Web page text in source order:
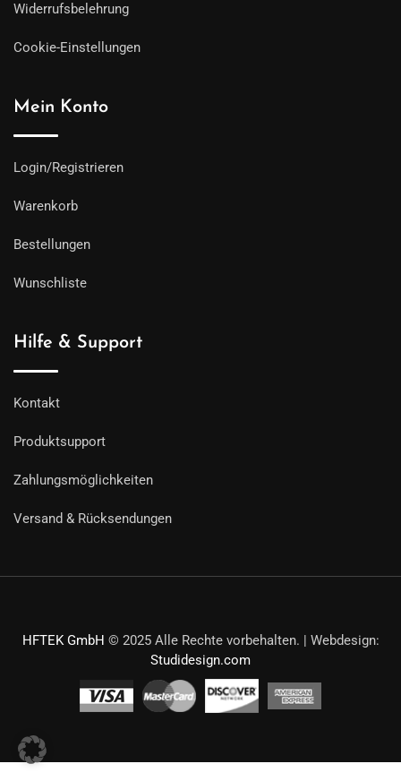
Widerrufsbelehrung
Cookie-Einstellungen
Mein Konto
Login/Registrieren
Warenkorb
Bestellungen
Wunschliste
Hilfe & Support
Kontakt
Produktsupport
Zahlungsmöglichkeiten
Versand & Rücksendungen
HFTEK GmbH © 2025 Alle Rechte vorbehalten. | Webdesign:
Studidesign.com